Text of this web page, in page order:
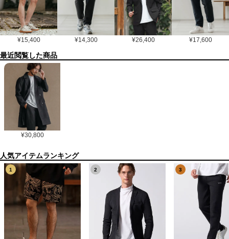
¥15,400 ¥14,300 ¥26,400 ¥17,600
最近閲覧した商品
¥30,800
1 2 3